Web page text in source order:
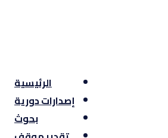
الرئيسية
إصدارات دورية
بحوث